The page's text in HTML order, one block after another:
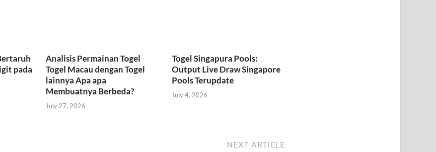
pada
Analisis Permainan Togel
Togel Macau dengan Togel
lainnya Apa apa
Membuatnya Berbeda?
July 27, 2026
Togel Singapura Pools:
Output Live Draw Singapore
Pools Terupdate
July 4, 2026
NEXT ARTICLE